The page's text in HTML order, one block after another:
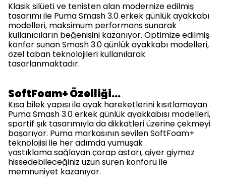
Klasik silüeti ve tenisten alan modernize edilmiş
tasarımı ile Puma Smash 3.0 erkek günlük ayakkabı
modelleri, maksimum performans sunarak
kullanıcıların beğenisini kazanıyor. Optimize edilmiş
konfor sunan Smash 3.0 günlük ayakkabı modelleri,
özel taban teknolojileri kullanılarak
tasarlanmaktadır.
SoftFoam+ Özelliği…
Kısa bilek yapısı ile ayak hareketlerini kısıtlamayan
Puma Smash 3.0 erkek günlük ayakkabısı modelleri,
sportif şık tasarımıyla da dikkatleri üzerine çekmeyi
başarıyor. Puma markasının sevilen SoftFoam+
teknolojisi ile her adımda yumuşak
yastıklamasağlayan çorap astarı, giyer giymez
hissedebileceğiniz uzun süren konforu ile
memnuniyet kazanıyor.